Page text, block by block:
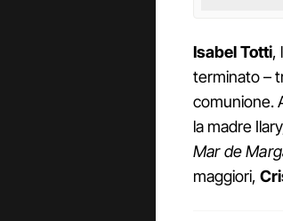
Isabel Totti,
terminato –
comunione.
la madre
Mar de
maggiori,